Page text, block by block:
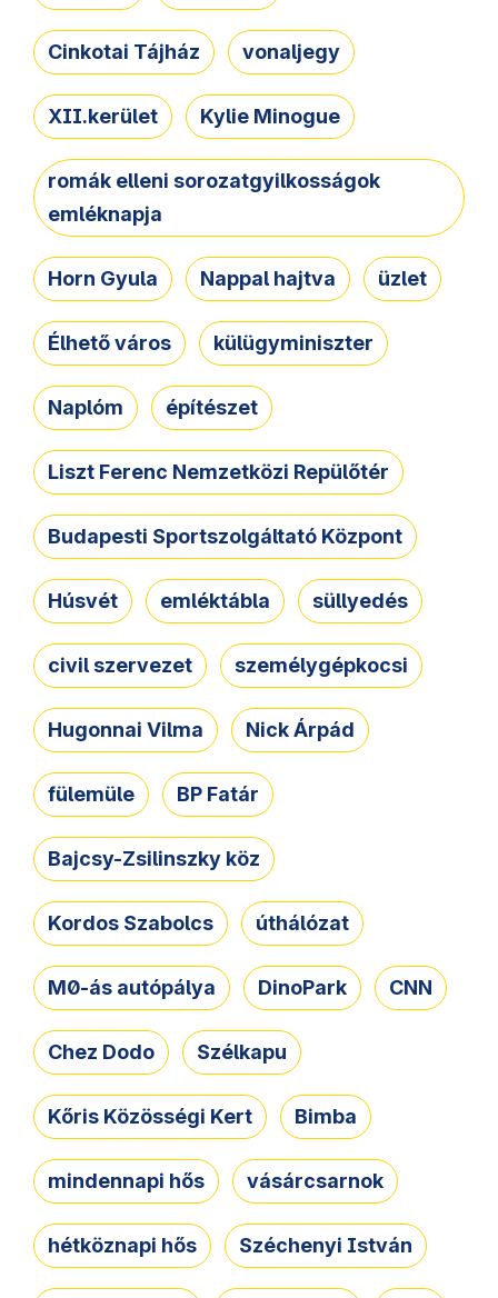
Cinkotai Tájház vonaljegy
XII.kerület Kylie Minogue
romák elleni sorozatgyilkosságok
emléknapja
Horn Gyula Nappal hajtva üzlet
Élhető város külügyminiszter
Naplóm építészet
Liszt Ferenc Nemzetközi Repülőtér
Budapesti Sportszolgáltató Központ
Húsvét emléktábla süllyedés
civil szervezet személygépkocsi
Hugonnai Vilma Nick Árpád
fülemüle BP Fatár
Bajcsy-Zsilinszky köz
Kordos Szabolcs úthálózat
M0-ás autópálya DinoPark CNN
Chez Dodo Szélkapu
Kőris Közösségi Kert Bimba
mindennapi hős vásárcsarnok
hétköznapi hős Széchenyi István